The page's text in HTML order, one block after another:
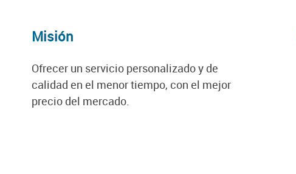
Misión
Ofrecer un servicio personalizado y de
calidad en el menor tiempo, con el mejor
precio del mercado.